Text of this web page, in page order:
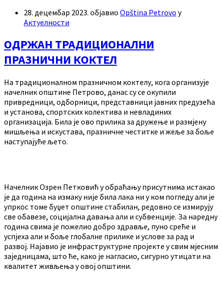
28. децембар 2023. објавио Opština Petrovo у
Актуелности
ОДРЖАН ТРАДИЦИОНАЛНИ
ПРАЗНИЧНИ КОКТЕЛ
На традиционалном празничном коктелу, кога организује
начелник општине Петрово, данас су се окупили
привредници, одборници, представници јавних предузећа
и установа, спортских колектива и невладиних
организација. Била је ово прилика за дружење и размјену
мишљења и искустава, празничне честитке и жеље за боље
наступајуће љето.
Начелник Озрен Петковић у обраћању присутнима истакао
је да година на измаку није била лака ни у ком погледу али је
упркос томе буџет општине стабилан, редовно се измирују
све обавезе, социјална давања али и субвенције. За наредну
година свима је пожелио добро здравље, пуно среће и
успјеха али и боље глобалне прилике и услове за рад и
развој. Најавио је инфраструктурне пројекте у свим мјесним
заједницама, што ће, како је нагласио, сигурно утицати на
квалитет живљења у овој општини.